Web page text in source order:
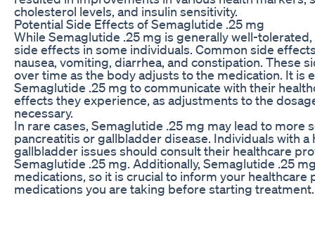
cholesterol levels, and insulin sensitivity.
Potential Side Effects of Semaglutide .25 mg
While Semaglutide .25 mg is generally well-
side effects in some individuals. Common side
nausea, vomiting, diarrhea, and constipation. These
over time as the body adjusts to the medication. It is
Semaglutide .25 mg to communicate with their
effects they experience, as adjustments to the
necessary.
In rare cases, Semaglutide .25 mg may lead to more
pancreatitis or gallbladder disease. Individuals with
gallbladder issues should consult their healthcare
Semaglutide .25 mg. Additionally, Semaglutide .25
medications, so it is crucial to inform your healthcare
medications you are taking before starting treatment.